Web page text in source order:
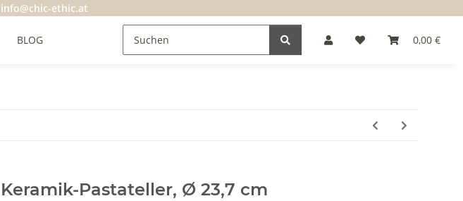
info@chic-ethic.at
0,00 €
BLOG
Keramik-Pastateller, Ø 23,7 cm